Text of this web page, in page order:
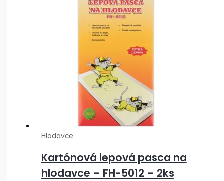
Hlodavce
Kartónová lepová pasca na
hlodavce – FH-5012 – 2ks